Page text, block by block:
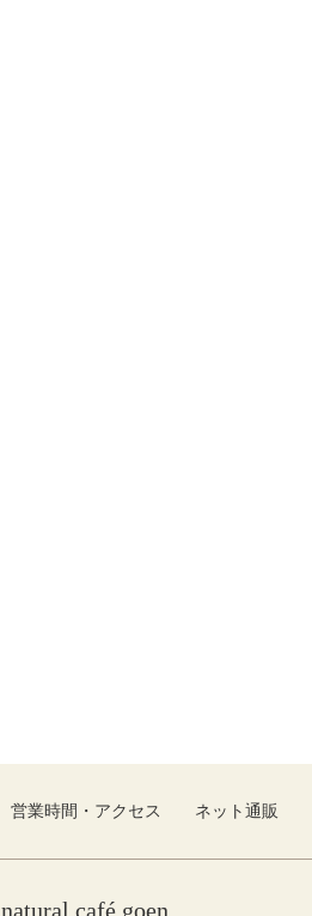
営業時間・アクセス ネット通販
natural café goen